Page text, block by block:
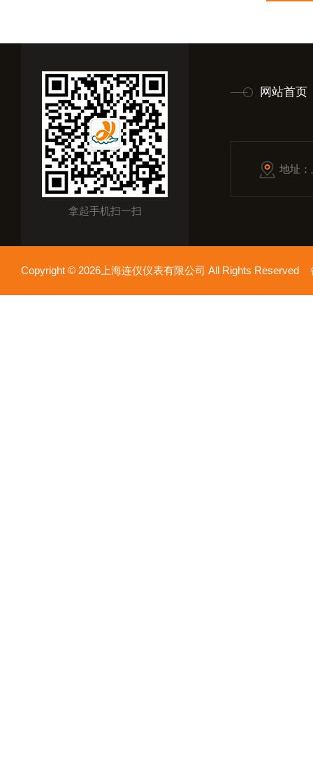
拿起手机扫一扫
网站首页
地址
Copyright © 2026上海连仪仪表有限公司 All Rights Reserved